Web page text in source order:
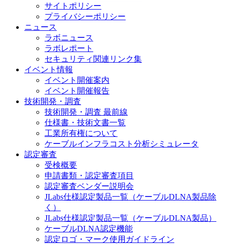
サイトポリシー
プライバシーポリシー
ニュース
ラボニュース
ラボレポート
セキュリティ関連リンク集
イベント情報
イベント開催案内
イベント開催報告
技術開発・調査
技術開発・調査 最前線
仕様書・技術文書一覧
工業所有権について
ケーブルインフラコスト分析シミュレータ
認定審査
受検概要
申請書類・認定審査項目
認定審査ベンダー説明会
JLabs仕様認定製品一覧（ケーブルDLNA製品除
く）
JLabs仕様認定製品一覧（ケーブルDLNA製品）
ケーブルDLNA認定機能
認定ロゴ・マーク使用ガイドライン